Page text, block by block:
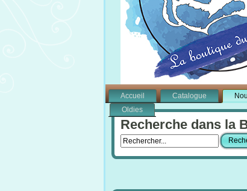
Accueil Catalogue
Oldies
Recherche dans la